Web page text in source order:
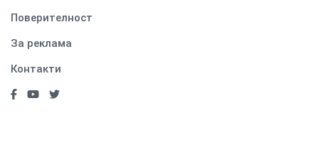
Поверителност
За реклама
Контакти